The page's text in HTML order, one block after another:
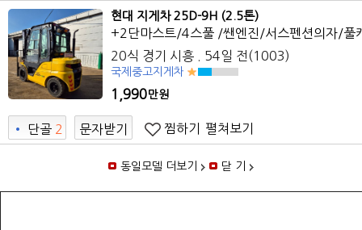
현대 지게차 25D-9H (2.5톤)
+2단마스트/4스풀 /쌘엔진/서스펜션의자/풀
20식 경기 시흥 . 54일 전(1003)
국제중고지게차
1,990만원
• 단골 2 문자받기 찜하기 펼쳐보기
동일모델 더보기 닫 기